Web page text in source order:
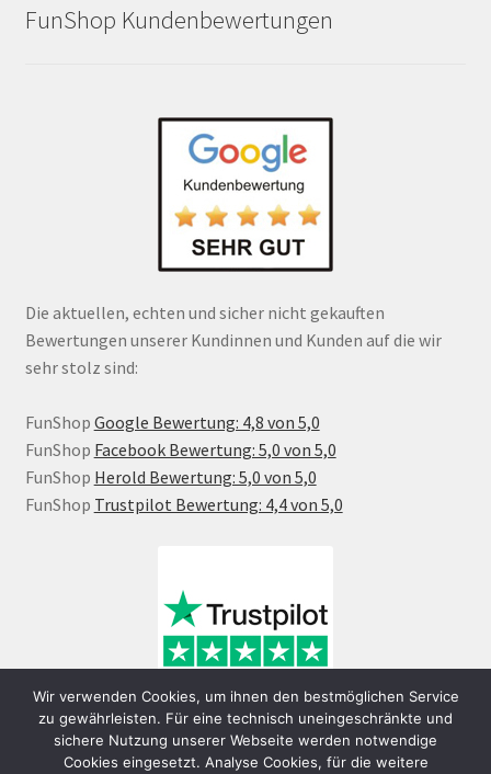
FunShop Kundenbewertungen
Die aktuellen, echten und sicher nicht gekauften
Bewertungen unserer Kundinnen und Kunden auf die wir
sehr stolz sind:
FunShop Google Bewertung: 4,8 von 5,0
FunShop Facebook Bewertung: 5,0 von 5,0
FunShop Herold Bewertung: 5,0 von 5,0
FunShop Trustpilot Bewertung: 4,4 von 5,0
Wir verwenden Cookies, um ihnen den bestmöglichen Service
zu gewährleisten. Für eine technisch uneingeschränkte und
sichere Nutzung unserer Webseite werden notwendige
Cookies eingesetzt. Analyse Cookies, für die weitere